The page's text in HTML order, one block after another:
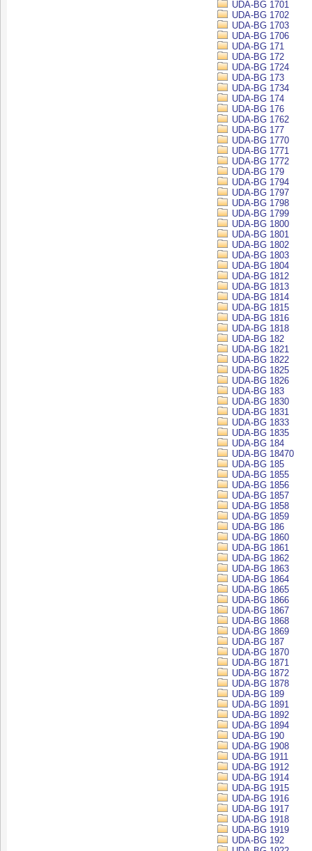
UDA-BG 1701
UDA-BG 1702
UDA-BG 1703
UDA-BG 1706
UDA-BG 171
UDA-BG 172
UDA-BG 1724
UDA-BG 173
UDA-BG 1734
UDA-BG 174
UDA-BG 176
UDA-BG 1762
UDA-BG 177
UDA-BG 1770
UDA-BG 1771
UDA-BG 1772
UDA-BG 179
UDA-BG 1794
UDA-BG 1797
UDA-BG 1798
UDA-BG 1799
UDA-BG 1800
UDA-BG 1801
UDA-BG 1802
UDA-BG 1803
UDA-BG 1804
UDA-BG 1812
UDA-BG 1813
UDA-BG 1814
UDA-BG 1815
UDA-BG 1816
UDA-BG 1818
UDA-BG 182
UDA-BG 1821
UDA-BG 1822
UDA-BG 1825
UDA-BG 1826
UDA-BG 183
UDA-BG 1830
UDA-BG 1831
UDA-BG 1833
UDA-BG 1835
UDA-BG 184
UDA-BG 18470
UDA-BG 185
UDA-BG 1855
UDA-BG 1856
UDA-BG 1857
UDA-BG 1858
UDA-BG 1859
UDA-BG 186
UDA-BG 1860
UDA-BG 1861
UDA-BG 1862
UDA-BG 1863
UDA-BG 1864
UDA-BG 1865
UDA-BG 1866
UDA-BG 1867
UDA-BG 1868
UDA-BG 1869
UDA-BG 187
UDA-BG 1870
UDA-BG 1871
UDA-BG 1872
UDA-BG 1878
UDA-BG 189
UDA-BG 1891
UDA-BG 1892
UDA-BG 1894
UDA-BG 190
UDA-BG 1908
UDA-BG 1911
UDA-BG 1912
UDA-BG 1914
UDA-BG 1915
UDA-BG 1916
UDA-BG 1917
UDA-BG 1918
UDA-BG 1919
UDA-BG 192